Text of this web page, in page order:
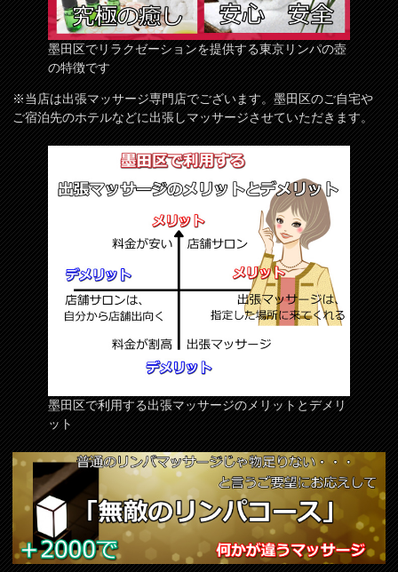
墨田区でリラクゼーションを提供する東京リンパの壺
の特徴です
※当店は出張マッサージ専門店でございます。墨田区のご自宅や
ご宿泊先のホテルなどに出張しマッサージさせていただきます。
墨田区で利用する出張マッサージのメリットとデメリ
ット